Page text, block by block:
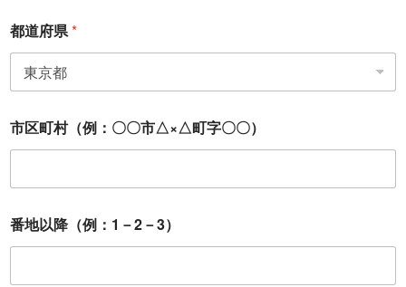
都道府県*
市区町村（例：〇〇市△×△町字〇〇）
番地以降（例：1－2－3）